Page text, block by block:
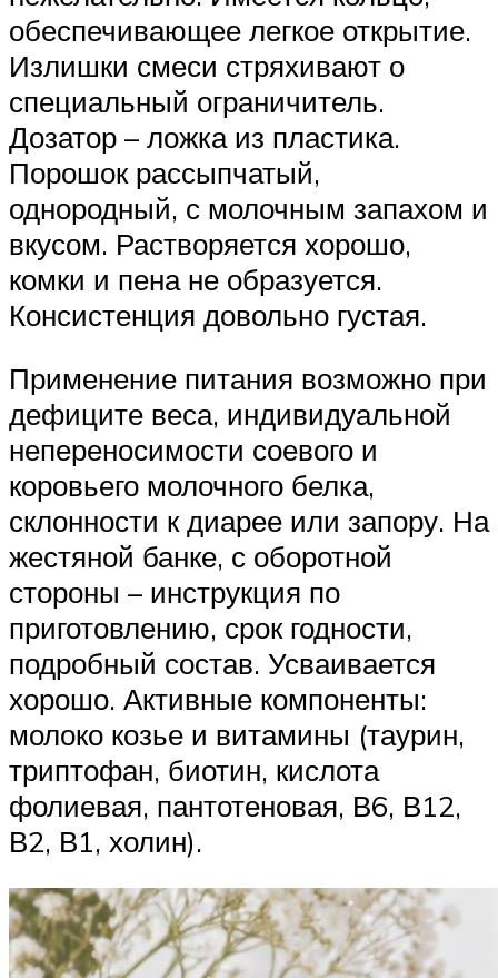
обеспечивающее легкое открытие.
Излишки смеси стряхивают о
специальный ограничитель.
Дозатор – ложка из пластика.
Порошок рассыпчатый,
однородный, с молочным запахом и
вкусом. Растворяется хорошо,
комки и пена не образуется.
Консистенция довольно густая.
Применение питания возможно при
дефиците веса, индивидуальной
непереносимости соевого и
коровьего молочного белка,
склонности к диарее или запору. На
жестяной банке, с оборотной
стороны – инструкция по
приготовлению, срок годности,
подробный состав. Усваивается
хорошо. Активные компоненты:
молоко козье и витамины (таурин,
триптофан, биотин, кислота
фолиевая, пантотеновая, В6, В12,
В2, В1, холин).